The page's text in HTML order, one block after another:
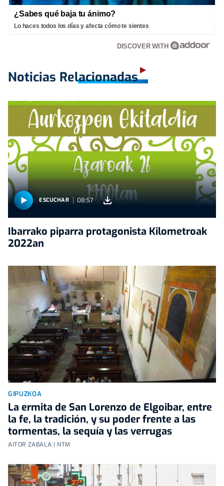
¿Sabes qué baja tu ánimo?
Lo haces todos los días y afecta cómo te sientes
DISCOVER WITH
Noticias Relacionadas
ESCUCHAR 08:57
Ibarrako piparra protagonista Kilometroak
2022an
GIPUZKOA
La ermita de San Lorenzo de Elgoibar, entre
la fe, la tradición, y su poder frente a las
tormentas, la sequía y las verrugas
AITOR ZABALA | NTM